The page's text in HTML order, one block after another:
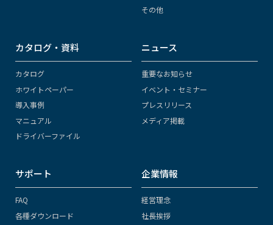
その他
カタログ・資料
カタログ
ホワイトペーパー
導入事例
マニュアル
ドライバーファイル
ニュース
重要なお知らせ
イベント・セミナー
プレスリリース
メディア掲載
サポート
FAQ
各種ダウンロード
企業情報
経営理念
社長挨拶